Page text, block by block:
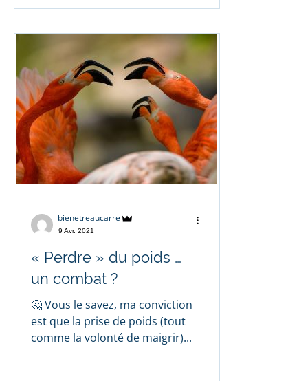
bienetreaucarre
9 Avr. 2021
« Perdre » du poids …
un combat ?
🤔 Vous le savez, ma conviction
est que la prise de poids (tout
comme la volonté de maigrir)...